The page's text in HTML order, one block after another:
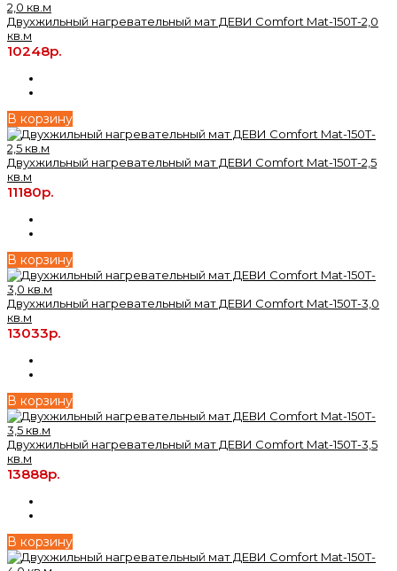
Двухжильный нагревательный мат ДЕВИ Comfort Mat-150T-2,0
кв.м
10248р.
В корзину
Двухжильный нагревательный мат ДЕВИ Comfort Mat-150T-2,5
кв.м
11180р.
В корзину
Двухжильный нагревательный мат ДЕВИ Comfort Mat-150T-3,0
кв.м
13033р.
В корзину
Двухжильный нагревательный мат ДЕВИ Comfort Mat-150T-3,5
кв.м
13888р.
В корзину